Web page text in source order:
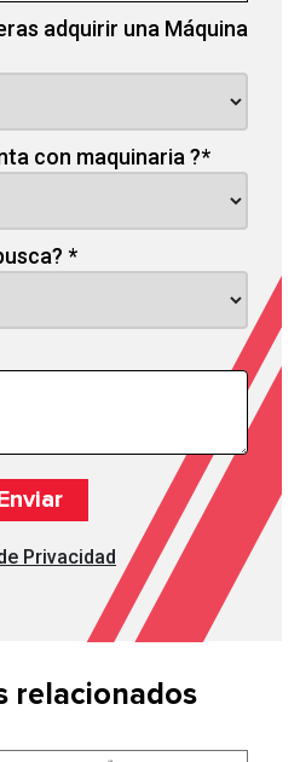
adquirir una Máquina
con maquinaria ?*
*
Privacidad
relacionados